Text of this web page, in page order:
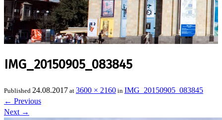
IMG_20150905_083845
Published 24.08.2017 at 3600 × 2160 in IMG_20150905_083845
← Previous
Next →